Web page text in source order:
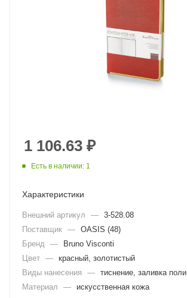
1 106.63 ₽
Есть в наличии: 1
Характеристики
Внешний артикул — 3-528.08
Поставщик — OASIS (48)
Бренд
—
Bruno Visconti
Цвет — красный, золотистый
Виды нанесения
— тиснение, заливка
Материал
— искусственная кожа